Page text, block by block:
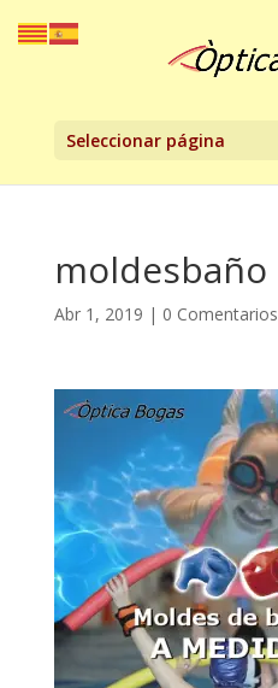
Seleccionar página
moldesbaño
Abr 1, 2019 | 0 Comentarios